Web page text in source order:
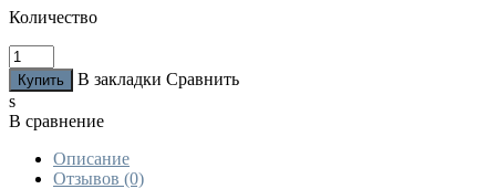
Количество
В закладки Сравнить
s
В сравнение
Описание
Отзывов (0)